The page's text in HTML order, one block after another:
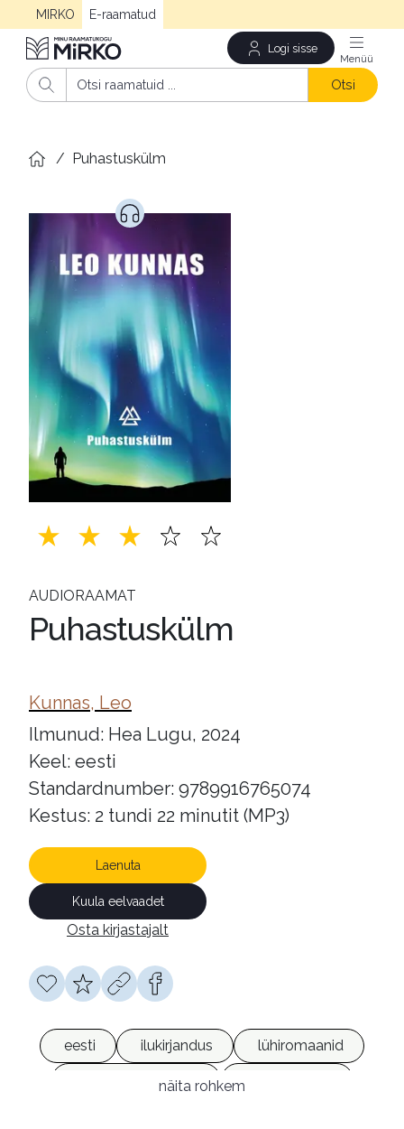
MIRKO E-raamatud
Logi sisse
Otsi
/ Puhastuskülm
AUDIORAAMAT
Puhastuskülm
Kunnas, Leo
Ilmunud: Hea Lugu, 2024
Keel: eesti
Standardnumber: 9789916765074
Kestus: 2 tundi 22 minutit (MP3)
Laenuta
Kuula eelvaadet
Osta kirjastajalt
eesti ilukirjandus
lühiromaanid
fantaasiaromaanidnäita rohkem